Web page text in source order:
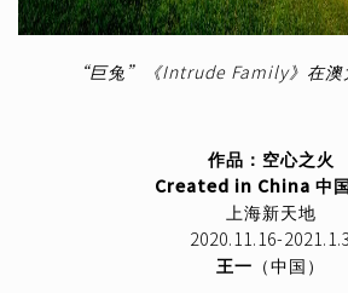
“巨兔”《Intrude Family》在澳
作品：空心之火
Created in China 中
上海新天地
2020.11.16-2021.1.3
王一 （中国）